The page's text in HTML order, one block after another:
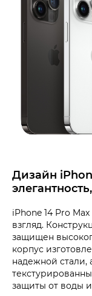
Дизайн
iPhone 14 Pro
взгляд.
защищен
корпус
надежной стали,
защиты от воды